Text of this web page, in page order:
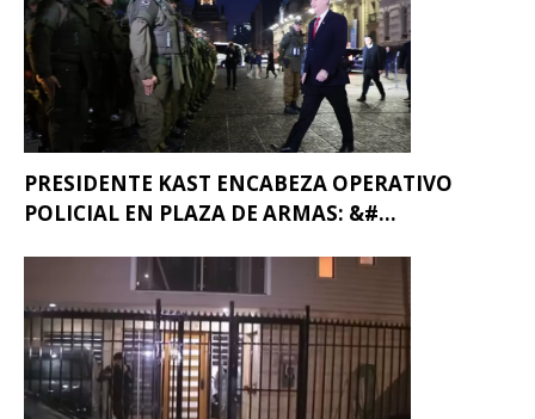
PRESIDENTE KAST ENCABEZA OPERATIVO
POLICIAL EN PLAZA DE ARMAS: &#...